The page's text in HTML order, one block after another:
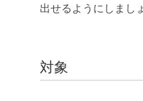
出せるようにしまし
対象